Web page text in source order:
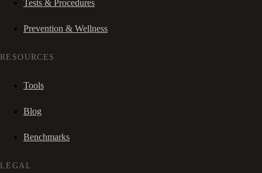
Tests & Procedures
Prevention & Wellness
RESOURCES
Tools
Blog
Benchmarks
LEGAL